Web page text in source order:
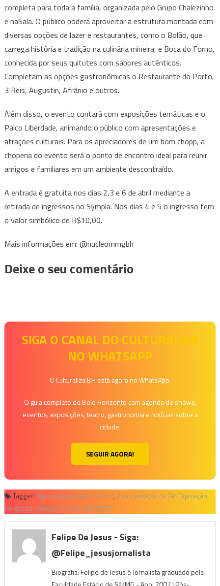
completa para toda a família, organizada pelo Grupo Chalezinho
e naSala. O público poderá aproveitar a estrutura montada com
diversas opções de lazer e restaurantes, como o Bolão, que
carrega história e tradição na culinária mineira, e Boca do Forno,
conhecida por seus quitutes com sabores autênticos.
Completam as opções gastronômicas o Restaurante do Porto,
3 Reis, Augustin, Afrânio e outros.
Além disso, o evento contará com exposições temáticas e o
Palco Liberdade, animando o público com apresentações e
atrações culturais. Para os apreciadores de um bom chopp, a
choperia do evento será o ponto de encontro ideal para reunir
amigos e familiares em um ambiente descontraído.
A entrada é gratuita nos dias 2,3 e 6 de abril mediante a
retirada de ingressos no Sympla. Nos dias 4 e 5 o ingresso tem
o valor simbólico de R$10,00.
Mais informações em: @nucleommgbh
Deixe o seu comentário
SIGA O CANAL DO CULTURALIZA
NO WHATSAPP
O Culturaliza BH está agora no WhatsApp.
O guia completo de Belo Horizonte com agenda de shows,
eventos, exposições, teatro, gastronomia e notícias sobre a
cidade.
SEGUIR AGORA!
Tagged https://culturalizabh.com.br/, Viva a emoção da 34ª Exposição
Herdeiros da Raça em Belo Horizonte
Felipe De Jesus - Siga:
@felipe_jesusjornalista
Biografia: Felipe de Jesus é Jornalista graduado pela